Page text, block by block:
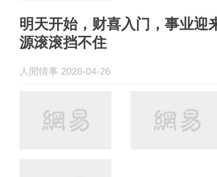
明天开始，财喜入门，事业迎
源滚滚挡不住
人閒情事 2026-04-26